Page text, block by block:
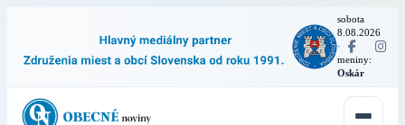
sobota
8.08.2026
·
meniny:
Oskár